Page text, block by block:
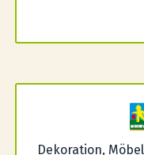
Dekoration,